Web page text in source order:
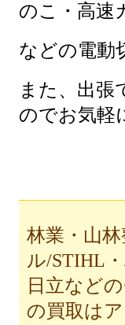
のこ・高速
などの電動
また、出張
のでお気軽
林業・山
ル/STIHL
日立など
の買取は